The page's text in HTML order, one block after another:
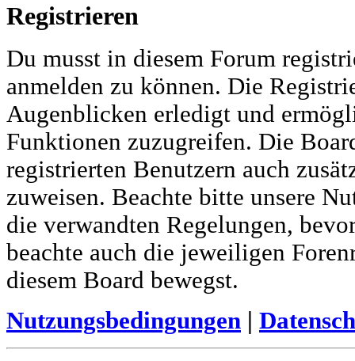
Registrieren
Du musst in diesem Forum
anmelden zu können. Die
Augenblicken erledigt und
Funktionen zuzugreifen. Die
registrierten Benutzern auch
zuweisen. Beachte bitte unsere
die verwandten Regelungen,
beachte auch die jeweiligen
diesem Board bewegst.
Nutzungsbedingungen